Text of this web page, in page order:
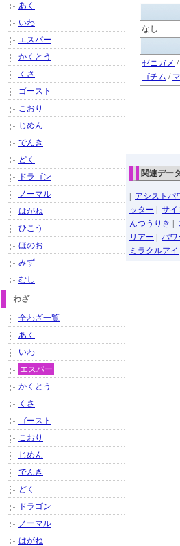
なし
ゼニガメ /
ゴチム /
関連デー
アシストパ
ッター
サイ
んつうりき
リアー
パワ
ミラクルアイ
あく
いわ
エスパー
かくとう
くさ
ゴースト
こおり
じめん
でんき
どく
ドラゴン
ノーマル
はがね
ひこう
ほのお
みず
むし
わざ
全わざ一覧
あく
いわ
エスパー
かくとう
くさ
ゴースト
こおり
じめん
でんき
どく
ドラゴン
ノーマル
はがね